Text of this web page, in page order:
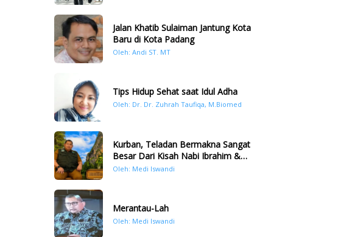
Jalan Khatib Sulaiman Jantung Kota
Baru di Kota Padang
Oleh: Andi ST. MT
Tips Hidup Sehat saat Idul Adha
Oleh: Dr. Dr. Zuhrah Taufiqa, M.Biomed
Kurban, Teladan Bermakna Sangat
Besar Dari Kisah Nabi Ibrahim &
Nabi Ismail
Oleh: Medi Iswandi
Merantau-Lah
Oleh: Medi Iswandi